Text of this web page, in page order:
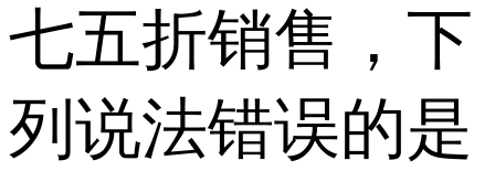
七五折销售，下
列说法错误的是